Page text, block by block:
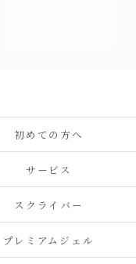
初めての方へ
サービス
スクライバー
プレミアムジェル